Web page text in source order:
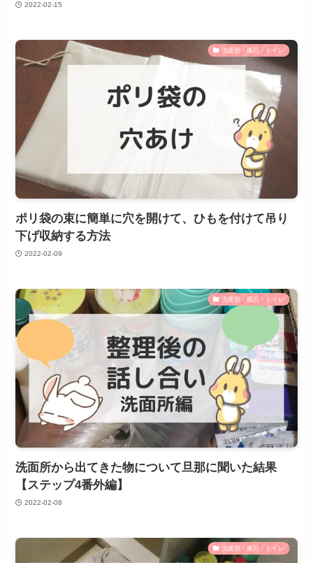
2022-02-15
洗面所・風呂・トイレ
ポリ袋の束に簡単に穴を開けて、ひもを付けて吊り
下げ収納する方法
2022-02-09
洗面所・風呂・トイレ
洗面所から出てきた物について旦那に聞いた結果
【ステップ4番外編】
2022-02-08
洗面所・風呂・トイレ